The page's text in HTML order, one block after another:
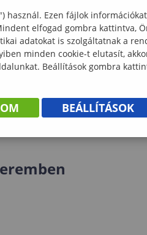
használ. Ezen fájlok
elfogad gombra kattintva,
adatokat is szolgáltatnak a
minden cookie-t elutasít,
Beállítások gombra
BEÁLLÍTÁSOK